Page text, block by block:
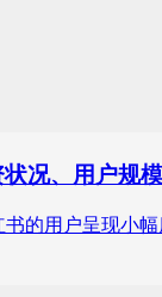
况、用户规
书的用户呈现小